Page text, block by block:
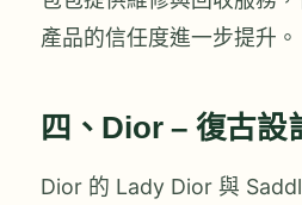
產品的信任度進一步提升。
四、Dior – 復古設
Dior 的 Lady Dior 與